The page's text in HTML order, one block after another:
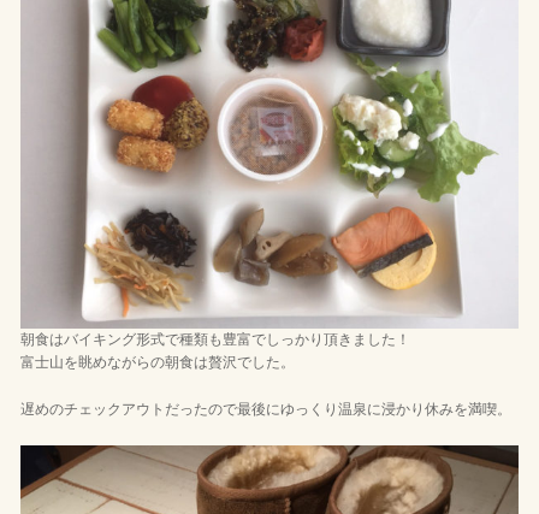
朝食はバイキング形式で種類も豊富でしっかり頂きました！
富士山を眺めながらの朝食は贅沢でした。
遅めのチェックアウトだったので最後にゆっくり温泉に浸かり休みを満喫。